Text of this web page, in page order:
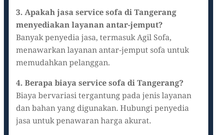
3. Apakah jasa service sofa di Tangerang
menyediakan layanan antar-jemput?
Banyak penyedia jasa, termasuk Agil Sofa,
menawarkan layanan antar-jemput sofa untuk
memudahkan pelanggan.
4. Berapa biaya service sofa di Tangerang?
Biaya bervariasi tergantung pada jenis layanan
dan bahan yang digunakan. Hubungi penyedia
jasa untuk penawaran harga akurat.